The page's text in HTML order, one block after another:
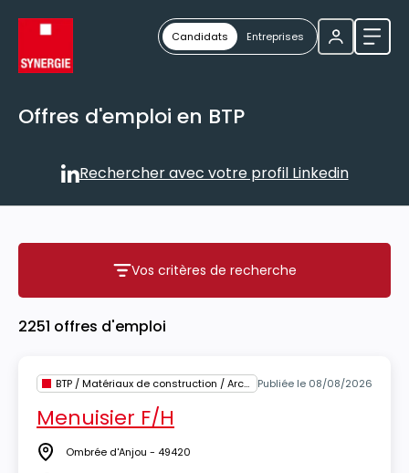
Candidats Entreprises
Offres d'emploi en BTP
Rechercher avec votre
Rechercher avec votre profil Linkedin
Vos critères de recherche
Vos critères de recherche
2251 offres d'emploi
BTP / Matériaux de construction / Architecture Publiée le 08/08/2026
Menuisier F/H
Lieu Ombrée d'Anjou - 49420